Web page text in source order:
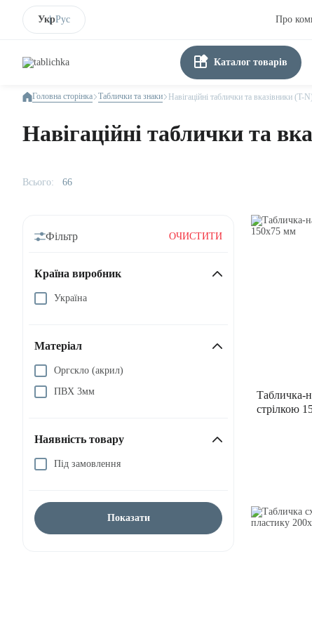
УкрРус Про
Каталог товарів
Головна сторінка Таблички та знаки Навігаційні таблички та вказівники (T-
Навігаційні таблички та
Всього: 66
Фільтр ОЧИСТИТИ
Країна виробник
Україна
Матеріал
Оргскло (акрил)
ПВХ 3мм
Наявність товару
Під замовлення
Показати
Табличка-
стрілкою